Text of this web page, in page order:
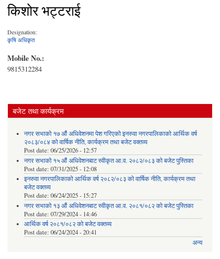
किशोर भट्टराई
Designation:
कृषि अधिकृत
Mobile No.:
9815312284
बजेट तथा कार्यक्रम
नगर सभाको १७ औं अधिवेशनमा पेश गरिएको इनरुवा नगरपालिकाको आर्थिक वर्ष
२०८३/०८४ को वार्षिक नीति, कार्यक्रम तथा बजेट वक्तव्य
Post date: 06/25/2026 - 12:57
नगर सभाको १५ औं अधिवेशनबाट स्वीकृत आ.व. २०८२/०८३ को बजेट पुस्तिका
Post date: 07/31/2025 - 12:08
इनरुवा नगरपालिकाको आर्थिक वर्ष २०८२/०८३ को वार्षिक नीति, कार्यक्रम तथा
बजेट वक्तव्य
Post date: 06/24/2025 - 15:27
नगर सभाको १३ औं अधिवेशनबाट स्वीकृत आ.व. २०८१/०८२ को बजेट पुस्तिका
Post date: 07/29/2024 - 14:46
आर्थिक वर्ष २०८१/०८२ को बजेट वक्तव्य
Post date: 06/24/2024 - 20:41
अन्य